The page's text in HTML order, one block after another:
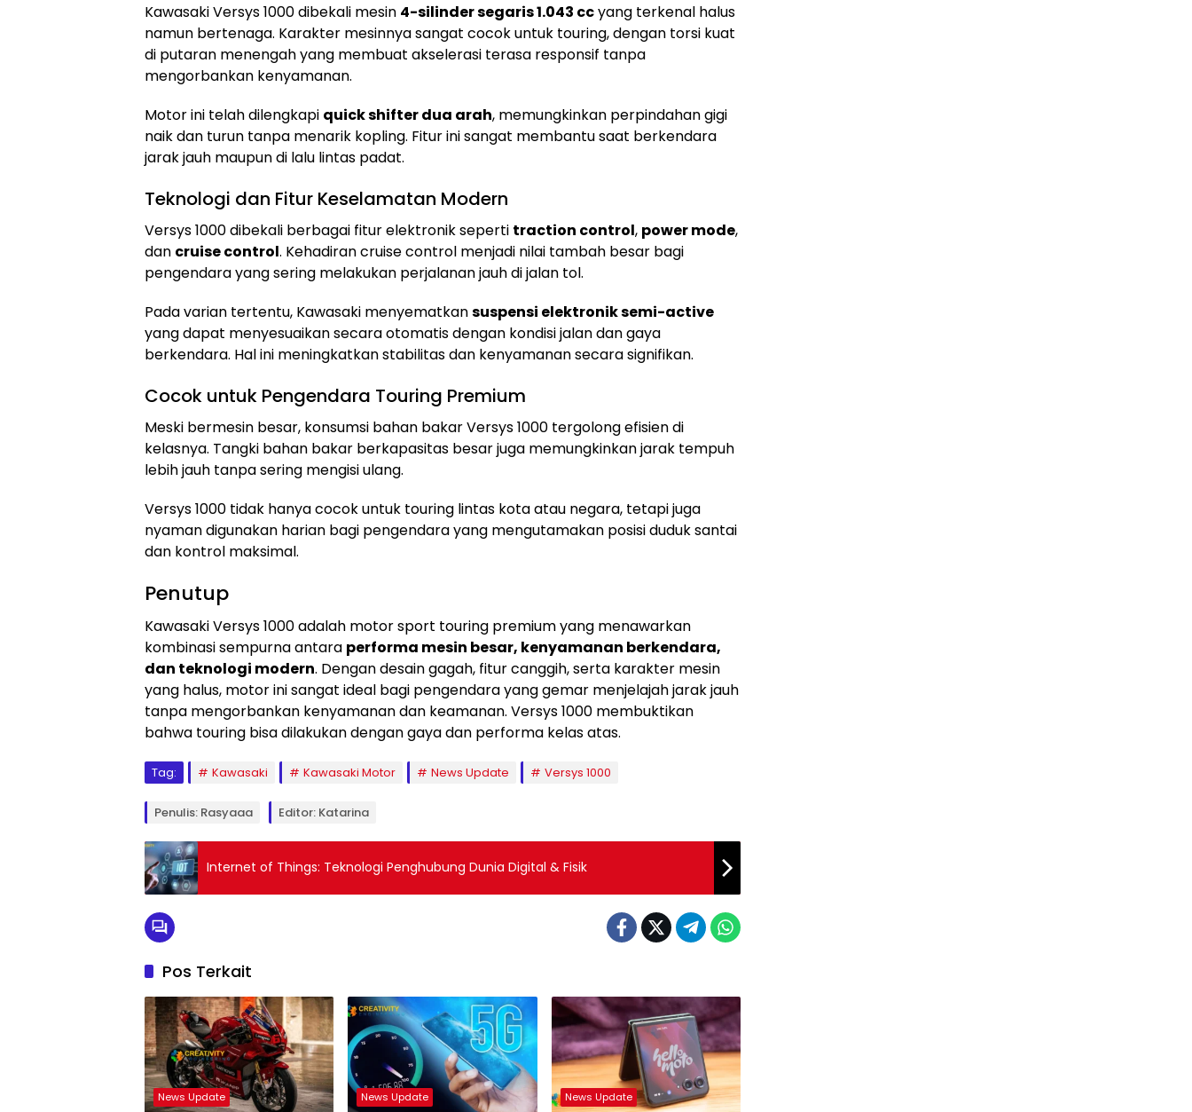
Kawasaki Versys 1000 dibekali mesin 4-silinder segaris 1.043 ccyang terkenal halus
namun bertenaga. Karakter mesinnya sangat cocok untuk touring, dengan torsi kuat
di putaran menengah yang membuat akselerasi terasa responsif tanpa
mengorbankan kenyamanan.
Motor ini telah dilengkapi quick shifter dua arah, memungkinkan perpindahan gigi
naik dan turun tanpa menarik kopling. Fitur ini sangat membantu saat berkendara
jarak jauh maupun di lalu lintas padat.
Teknologi dan Fitur Keselamatan Modern
Versys 1000 dibekali berbagai fitur elektronik seperti traction control, power mode,
dan cruise control. Kehadiran cruise control menjadi nilai tambah besar bagi
pengendara yang sering melakukan perjalanan jauh di jalan tol.
Pada varian tertentu, Kawasaki menyematkansuspensi elektronik semi-active
yang dapat menyesuaikan secara otomatis dengan kondisi jalan dan gaya
berkendara. Hal ini meningkatkan stabilitas dan kenyamanan secara signifikan.
Cocok untuk Pengendara Touring Premium
Meski bermesin besar, konsumsi bahan bakar Versys 1000 tergolong efisien di
kelasnya. Tangki bahan bakar berkapasitas besar juga memungkinkan jarak tempuh
lebih jauh tanpa sering mengisi ulang.
Versys 1000 tidak hanya cocok untuk touring lintas kota atau negara, tetapi juga
nyaman digunakan harian bagi pengendara yang mengutamakan posisi duduk santai
dan kontrol maksimal.
Penutup
Kawasaki Versys 1000 adalah motor sport touring premium yang menawarkan
kombinasi sempurna antara performa mesin besar, kenyamanan berkendara,
dan teknologi modern. Dengan desain gagah, fitur canggih, serta karakter mesin
yang halus, motor ini sangat ideal bagi pengendara yang gemar menjelajah jarak jauh
tanpa mengorbankan kenyamanan dan keamanan. Versys 1000 membuktikan
bahwa touring bisa dilakukan dengan gaya dan performa kelas atas.
Tag: Kawasaki Kawasaki Motor News Update Versys 1000
Penulis: Rasyaaa Editor: Katarina
Internet of Things: Teknologi Penghubung Dunia Digital & Fisik
Pos Terkait
News Update News Update News Update